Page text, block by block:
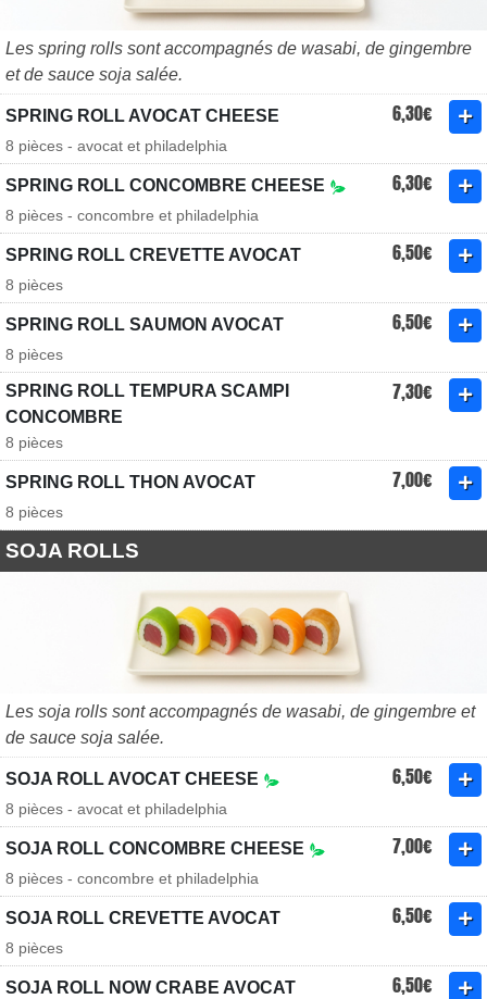
Les spring rolls sont accompagnés de wasabi, de gingembre
et de sauce soja salée.
SPRING ROLL AVOCAT CHEESE 6,30€
8 pièces - avocat et philadelphia
SPRING ROLL CONCOMBRE CHEESE 6,30€
8 pièces - concombre et philadelphia
SPRING ROLL CREVETTE AVOCAT 6,50€
8 pièces
SPRING ROLL SAUMON AVOCAT 6,50€
8 pièces
SPRING ROLL TEMPURA SCAMPI
CONCOMBRE
7,30€
8 pièces
SPRING ROLL THON AVOCAT 7,00€
8 pièces
SOJA ROLLS
Les soja rolls sont accompagnés de wasabi, de gingembre et
de sauce soja salée.
SOJA ROLL AVOCAT CHEESE 6,50€
8 pièces - avocat et philadelphia
SOJA ROLL CONCOMBRE CHEESE 7,00€
8 pièces - concombre et philadelphia
SOJA ROLL CREVETTE AVOCAT 6,50€
8 pièces
SOJA ROLL NOW CRABE AVOCAT 6,50€